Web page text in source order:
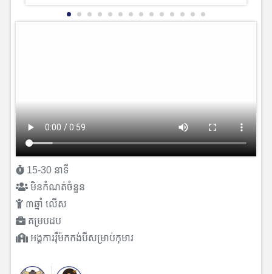
15-30 នាទី
មិនកំណត់ចំនួន
៣ឆ្នាំ លើស
គម្របដប
អង្គការរុឺម៉កកង់បីសម្រាប់កុមារ